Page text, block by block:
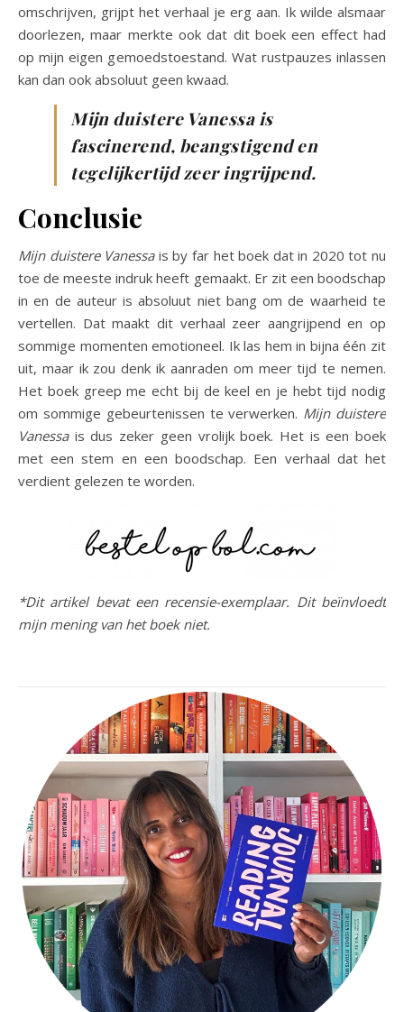
omschrijven, grijpt het verhaal je erg aan. Ik wilde alsmaar
doorlezen, maar merkte ook dat dit boek een effect had
op mijn eigen gemoedstoestand. Wat rustpauzes inlassen
kan dan ook absoluut geen kwaad.
Mijn duistere Vanessa is
fascinerend, beangstigend en
tegelijkertijd zeer ingrijpend.
Conclusie
Mijn duistere Vanessa is by far het boek dat in 2020 tot nu
toe de meeste indruk heeft gemaakt. Er zit een boodschap
in en de auteur is absoluut niet bang om de waarheid te
vertellen. Dat maakt dit verhaal zeer aangrijpend en op
sommige momenten emotioneel. Ik las hem in bijna één zit
uit, maar ik zou denk ik aanraden om meer tijd te nemen.
Het boek greep me echt bij de keel en je hebt tijd nodig
om sommige gebeurtenissen te verwerken. Mijn duistere
Vanessais dus zeker geen vrolijk boek. Het is een boek
met een stem en een boodschap. Een verhaal dat het
verdient gelezen te worden.
*Dit artikel bevat een recensie-exemplaar. Dit beïnvloedt
mijn mening van het boek niet.